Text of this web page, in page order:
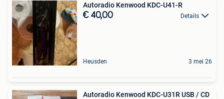
Autoradio Kenwood KDC-U41-R
€ 40,00 Details
Heusden 3 mei 26
Autoradio Kenwood KDC-U31R USB / CD